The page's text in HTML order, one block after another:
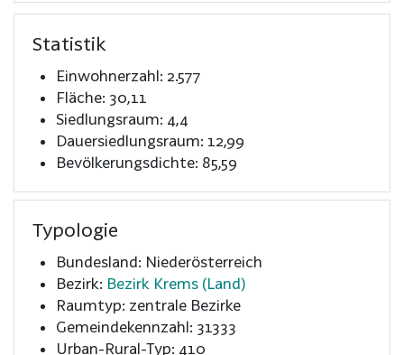
Statistik
Einwohnerzahl: 2.577
Fläche: 30,11
Siedlungsraum: 4,4
Dauersiedlungsraum: 12,99
Bevölkerungsdichte: 85,59
Typologie
Bundesland: Niederösterreich
Bezirk: Bezirk Krems (Land)
Raumtyp: zentrale Bezirke
Gemeindekennzahl: 31333
Urban-Rural-Typ: 410